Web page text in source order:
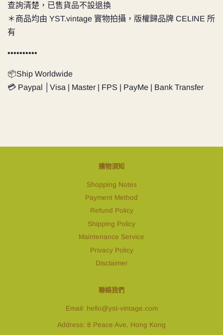
查詢清楚，已售貨品不設退換
＊商品均由 YST.vintage 實物拍攝，版權歸品牌 CELINE 所
有
••••••••••
📦Ship Worldwide
💳 Paypal │Visa | Master | FPS | PayMe | Bank Transfer
購物須知
Shopping Notes
Payment Method
Refund Policy
Shipping Policy
Maintenance Service
Privacy Policy
Disclaimer
聯絡我們
Email: hello@yst-vintage.com
Address: 8 Peace Ave, Hong Kong